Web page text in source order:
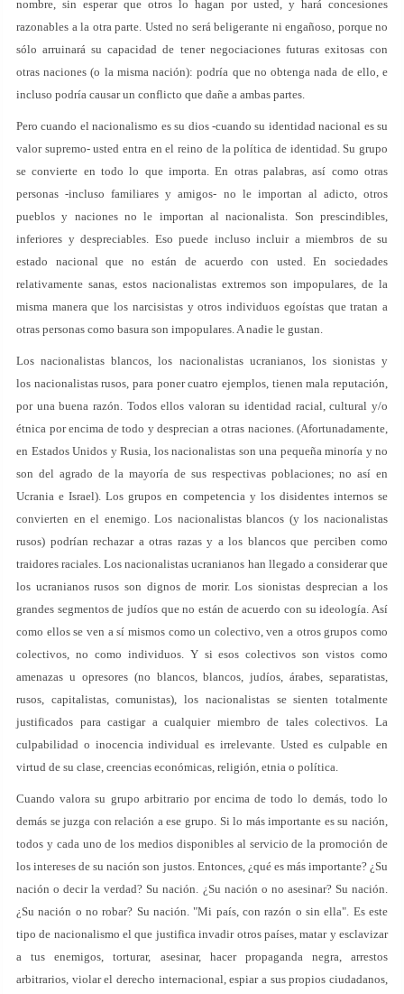
nombre, sin esperar que otros lo hagan por usted, y hará concesiones
razonables a la otra parte. Usted no será beligerante ni engañoso, porque no
sólo arruinará su capacidad de tener negociaciones futuras exitosas con
otras naciones (o la misma nación): podría que no obtenga nada de ello, e
incluso podría causar un conflicto que dañe a ambas partes.
Pero cuando el nacionalismo es su dios -cuando su identidad nacional es su
valor supremo- usted entra en el reino de la política de identidad. Su grupo
se convierte en todo lo que importa. En otras palabras, así como otras
personas -incluso familiares y amigos- no le importan al adicto, otros
pueblos y naciones no le importan al nacionalista. Son prescindibles,
inferiores y despreciables. Eso puede incluso incluir a miembros de su
estado nacional que no están de acuerdo con usted. En sociedades
relativamente sanas, estos nacionalistas extremos son impopulares, de la
misma manera que los narcisistas y otros individuos egoístas que tratan a
otras personas como basura son impopulares. A nadie le gustan.
Los nacionalistas blancos, los nacionalistas ucranianos, los sionistas y
los nacionalistas rusos, para poner cuatro ejemplos, tienen mala reputación,
por una buena razón. Todos ellos valoran su identidad racial, cultural y/o
étnica por encima de todo y desprecian a otras naciones. (Afortunadamente,
en Estados Unidos y Rusia, los nacionalistas son una pequeña minoría y no
son del agrado de la mayoría de sus respectivas poblaciones; no así en
Ucrania e Israel). Los grupos en competencia y los disidentes internos se
convierten en el enemigo. Los nacionalistas blancos (y los nacionalistas
rusos) podrían rechazar a otras razas y a los blancos que perciben como
traidores raciales. Los nacionalistas ucranianos han llegado a considerar que
los ucranianos rusos son dignos de morir. Los sionistas desprecian a los
grandes segmentos de judíos que no están de acuerdo con su ideología. Así
como ellos se ven a sí mismos como un colectivo, ven a otros grupos como
colectivos, no como individuos. Y si esos colectivos son vistos como
amenazas u opresores (no blancos, blancos, judíos, árabes, separatistas,
rusos, capitalistas, comunistas), los nacionalistas se sienten totalmente
justificados para castigar a cualquier miembro de tales colectivos. La
culpabilidad o inocencia individual es irrelevante. Usted es culpable en
virtud de su clase, creencias económicas, religión, etnia o política.
Cuando valora su grupo arbitrario por encima de todo lo demás, todo lo
demás se juzga con relación a ese grupo. Si lo más importante es su nación,
todos y cada uno de los medios disponibles al servicio de la promoción de
los intereses de su nación son justos. Entonces, ¿qué es más importante? ¿Su
nación o decir la verdad? Su nación. ¿Su nación o no asesinar? Su nación.
¿Su nación o no robar? Su nación. "Mi país, con razón o sin ella". Es este
tipo de nacionalismo el que justifica invadir otros países, matar y esclavizar
a tus enemigos, torturar, asesinar, hacer propaganda negra, arrestos
arbitrarios, violar el derecho internacional, espiar a sus propios ciudadanos,